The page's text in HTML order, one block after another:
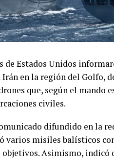
de Estados Unidos
Irán en la región del
que, según el mando
civiles.
difundido en la
varios misiles balísticos
objetivos. Asimismo,